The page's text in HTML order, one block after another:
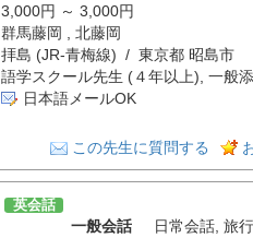
3,000円 ～ 3,000円
群馬藤岡 , 北藤岡
拝島 (JR-青梅線) / 東京都 昭島市
語学スクール先生 (４年以上), 一般
日本語メールOK
この先生に質問する
英会話
一般会話 日常会話, 旅